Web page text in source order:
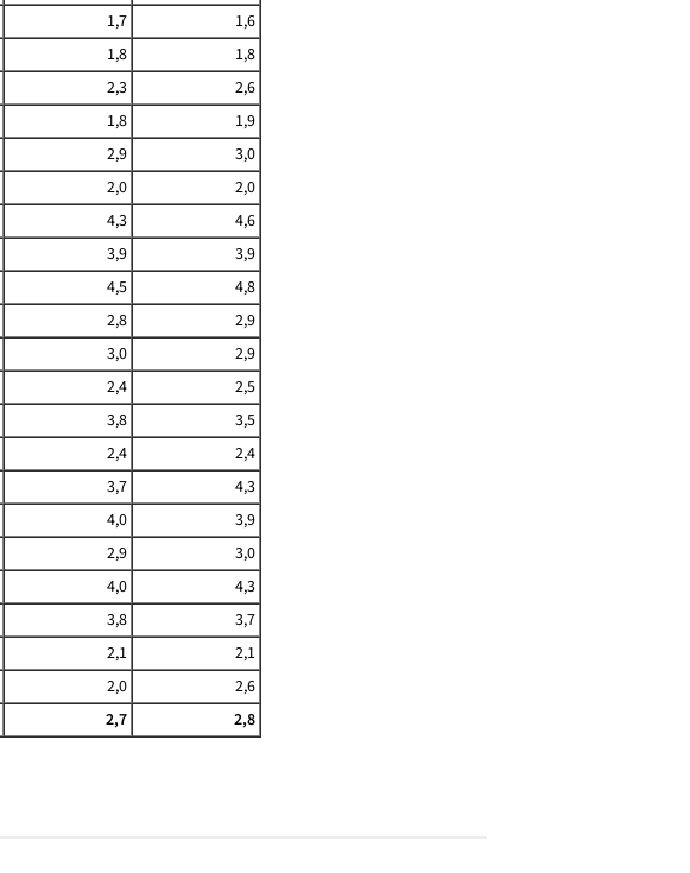
1,7
1,6
1,8
1,8
2,3
2,6
1,8
1,9
2,9
3,0
2,0
2,0
4,3
4,6
3,9
3,9
4,5
4,8
2,8
2,9
3,0
2,9
2,4
2,5
3,8
3,5
2,4
2,4
3,7
4,3
4,0
3,9
2,9
3,0
4,0
4,3
3,8
3,7
2,1
2,1
2,0
2,6
2,7 2,8